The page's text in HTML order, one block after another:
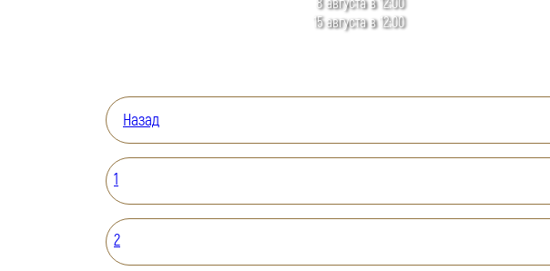
15 августа в 12:00
Назад
1
2